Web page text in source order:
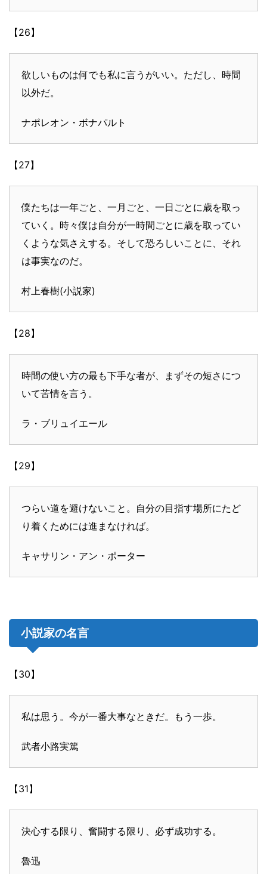
【26】
欲しいものは何でも私に言うがいい。ただし、時間
以外だ。
ナポレオン・ボナパルト
【27】
僕たちは一年ごと、一月ごと、一日ごとに歳を取っ
ていく。時々僕は自分が一時間ごとに歳を取ってい
くような気さえする。そして恐ろしいことに、それ
は事実なのだ。
村上春樹(小説家)
【28】
時間の使い方の最も下手な者が、まずその短さにつ
いて苦情を言う。
ラ・ブリュイエール
【29】
つらい道を避けないこと。自分の目指す場所にたど
り着くためには進まなければ。
キャサリン・アン・ポーター
小説家の名言
【30】
私は思う。今が一番大事なときだ。もう一歩。
武者小路実篤
【31】
決心する限り、奮闘する限り、必ず成功する。
魯迅